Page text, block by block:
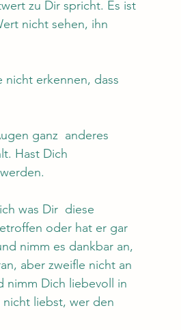
zu Dir spricht. Es ist
nicht sehen, ihn
erkennen, dass
ganz  anderes
Hast Dich
was Dir  diese
oder hat er gar
nimm es dankbar an,
aber zweifle nicht an
nimm Dich liebevoll in
liebst, wer den